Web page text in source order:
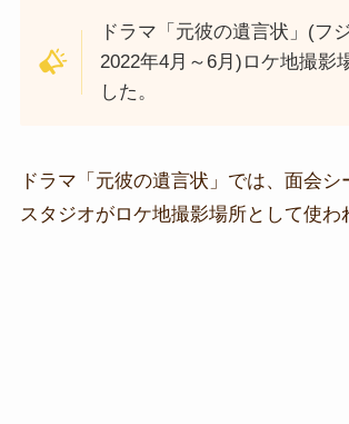
ドラマ「元彼の遺言状」(フ
2022年4月～6月)ロケ地撮影
した。
ドラマ「元彼の遺言状」では、面会シ
スタジオがロケ地撮影場所として使わ